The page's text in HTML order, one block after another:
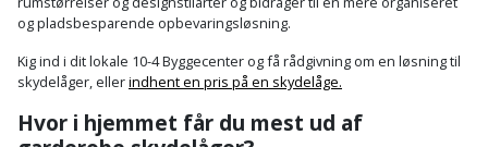
og
fundablokke
Lofter
Kiler
Kloakrenser
Diamantskæremaskine
Diamantslibertilbehør
Dykkerpistol
Robotplæneklipper
tilbehør
til
og
og pladsbesparende opbevaringsløsning.
Kig ind i dit lokale 10-4 Byggecenter og få rådgivning om en løsning til
skydelåger, ellerindhent en pris på en skydelåge.
Hvor i hjemmet får du mest ud af